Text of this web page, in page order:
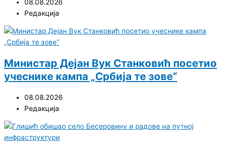
08.08.2026
Редакција
Министар Дејан Вук Станковић посетио
учеснике кампа „Србија те зове“
08.08.2026
Редакција